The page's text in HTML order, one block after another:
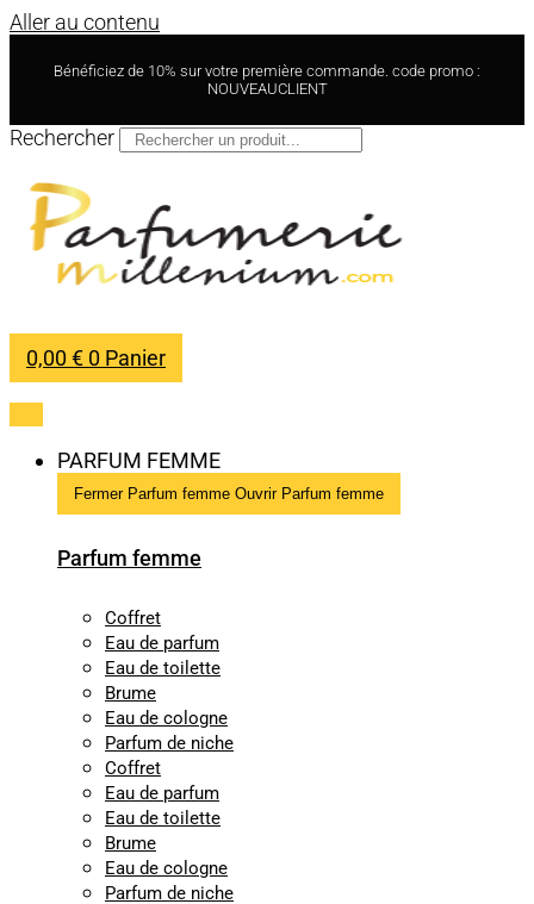
Aller au contenu
Bénéficiez de 10% sur votre première commande. code promo :
NOUVEAUCLIENT
Rechercher
0,00€ 0 Panier
PARFUM FEMME
Fermer Parfum femme Ouvrir Parfum femme
Parfum femme
Coffret
Eau de parfum
Eau de toilette
Brume
Eau de cologne
Parfum de niche
Coffret
Eau de parfum
Eau de toilette
Brume
Eau de cologne
Parfum de niche